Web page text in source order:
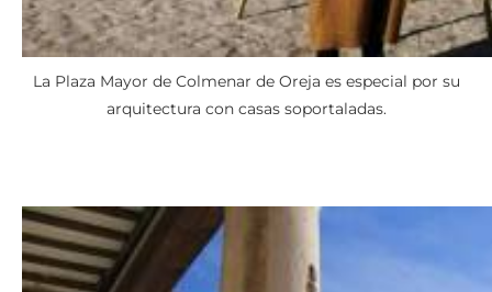
La Plaza Mayor de Colmenar de Oreja es especial por su
arquitectura con casas soportaladas.